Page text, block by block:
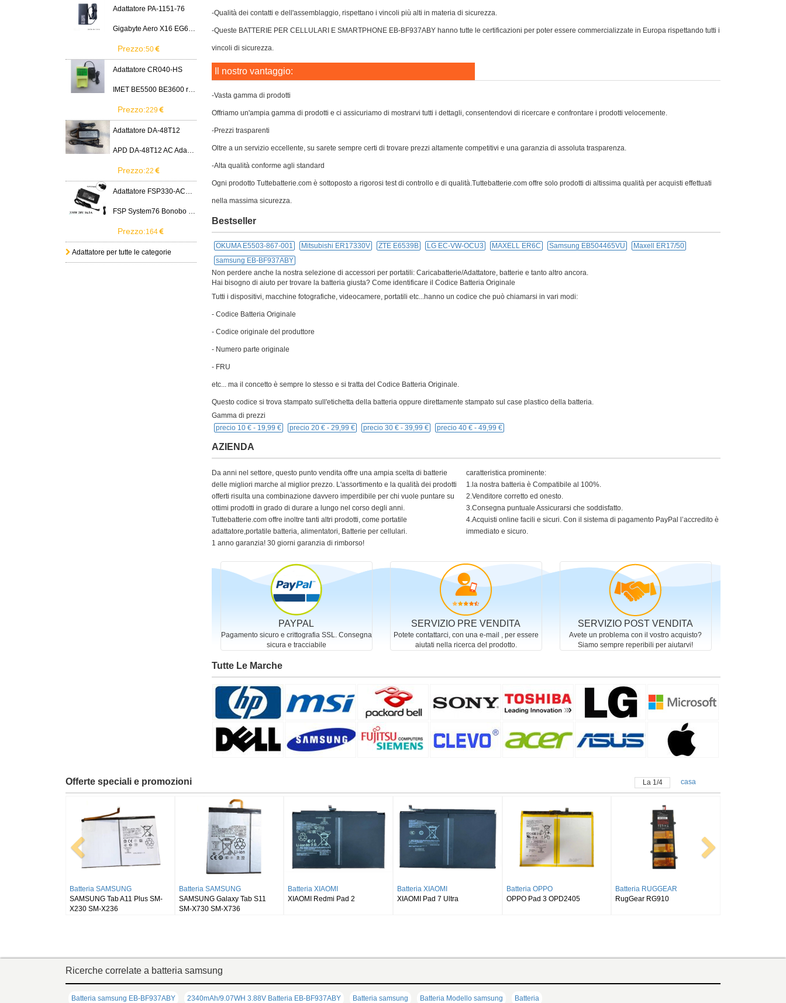
-Qualità dei contatti e dell'assemblaggio, rispettano i vincoli più alti in materia di sicurezza.
-Queste BATTERIE PER CELLULARI E SMARTPHONE EB-BF937ABY hanno tutte le certificazioni per poter essere commercializzate in Europa rispettando tutti i
vincoli di sicurezza.
Il nostro vantaggio:
-Vasta gamma di prodotti
Offriamo un'ampia gamma di prodotti e ci assicuriamo di mostrarvi tutti i dettagli, consentendovi di ricercare e confrontare i prodotti velocemente.
-Prezzi trasparenti
Oltre a un servizio eccellente, su sarete sempre certi di trovare prezzi altamente competitivi e una garanzia di assoluta trasparenza.
-Alta qualità conforme agli standard
Ogni prodotto Tuttebatterie.com è sottoposto a rigorosi test di controllo e di qualità.Tuttebatterie.com offre solo prodotti di altissima qualità per acquisti effettuati
nella massima sicurezza.
Bestseller
OKUMA E5503-867-001 Mitsubishi ER17330V ZTE E6539B LG EC-VW-OCU3 MAXELL ER6C Samsung EB504465VU
Maxell ER17/50
samsung EB-BF937ABY
Non perdere anche la nostra selezione di accessori per portatili: Caricabatterie/Adattatore, batterie e tanto altro ancora.
Hai bisogno di aiuto per trovare la batteria giusta? Come identificare il Codice Batteria Originale
Tutti i dispositivi, macchine fotografiche, videocamere, portatili etc...hanno un codice che può chiamarsi in vari modi:
- Codice Batteria Originale
- Codice originale del produttore
- Numero parte originale
- FRU
etc... ma il concetto è sempre lo stesso e si tratta del Codice Batteria Originale.
Questo codice si trova stampato sull'etichetta della batteria oppure direttamente stampato sul case plastico della batteria.
Gamma di prezzi
precio 10 € - 19,99 € precio 20 € - 29,99 € precio 30 € - 39,99 € precio 40 € - 49,99 €
AZIENDA
Da anni nel settore, questo punto vendita offre una ampia scelta di batterie
delle migliori marche al miglior prezzo. L'assortimento e la qualità dei prodotti
offerti risulta una combinazione davvero imperdibile per chi vuole puntare su
ottimi prodotti in grado di durare a lungo nel corso degli anni.
Tuttebatterie.com offre inoltre tanti altri prodotti, come portatile
adattatore,portatile batteria, alimentatori, Batterie per cellulari.
1 anno garanzia! 30 giorni garanzia di rimborso!
caratteristica prominente:
1.la nostra batteria è Compatibile al 100%.
2.Venditore corretto ed onesto.
3.Consegna puntuale Assicurarsi che soddisfatto.
4.Acquisti online facili e sicuri. Con il sistema di pagamento PayPal l’accredito è
immediato e sicuro.
PAYPAL
Pagamento sicuro e crittografia SSL. Consegna
sicura e tracciabile
SERVIZIO PRE VENDITA
Potete contattarci, con una e-mail , per essere
aiutati nella ricerca del prodotto.
SERVIZIO POST VENDITA
Avete un problema con il vostro acquisto?
Siamo sempre reperibili per aiutarvi!
Tutte Le Marche
Adattatore PA-1151-76
Gigabyte Aero X16 EG61H RTX 5070 2WHA3USC64AH LITEON PA-1151-76 150W adapter
Prezzo:50
Adattatore CR040-HS
IMET BE5500 BE3600 remote control battery
Prezzo:229
Adattatore DA-48T12
APD DA-48T12 AC Adapter 12V 4A Power Supply Cord
Prezzo:22
Adattatore FSP330-ACAU3
FSP System76 Bonobo WS (bonw16)/Ultra 9/RTX5090
Prezzo:164
Adattatore per tutte le categorie
Offerte speciali e promozioni La 1/4 casa
Batteria BLACKVIEW
Blackview DK111
Batteria SAMSUNG
SAMSUNG Galaxy Tab S8 Ultra
SM-X900
Batteria SAMSUNG
SAMSUNG Galaxy Tab S9 Plus
Batteria SAMSUNG
SAMSUNG Galaxy Tab S9FE
Batteria SAMSUNG
SAMSUNG Tab Active Pro SM-
Batteria ALLDOCUBE
Alldocube T50
Ricerche correlate a batteria samsung
Batteria samsung EB-BF937ABY 2340mAh/9.07WH 3.88V Batteria EB-BF937ABY Batteria samsung Batteria Modello samsung Batteria